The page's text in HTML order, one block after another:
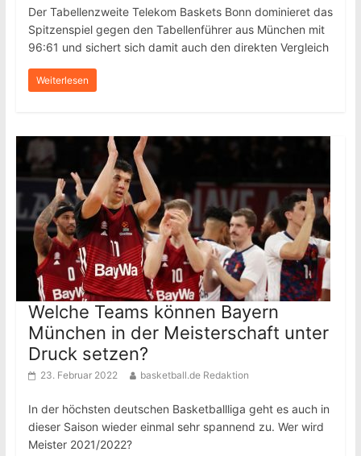
Der Tabellenzweite Telekom Baskets Bonn dominieret das
Spitzenspiel gegen den Tabellenführer aus München mit
96:61 und sichert sich damit auch den direkten Vergleich
Weiterlesen
Welche Teams können Bayern
München in der Meisterschaft unter
Druck setzen?
23. Februar 2022 basketball.de Redaktion
In der höchsten deutschen Basketballliga geht es auch in
dieser Saison wieder einmal sehr spannend zu. Wer wird
Meister 2021/2022?